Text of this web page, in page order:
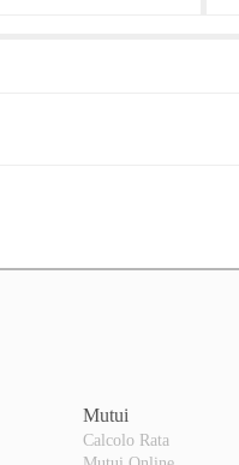
Mutui
Calcolo Rata